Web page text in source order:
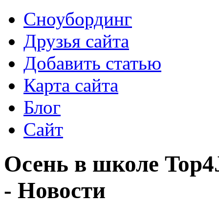
Сноубординг
Друзья сайта
Добавить статью
Карта сайта
Блог
Сайт
Осень в школе
- Новости